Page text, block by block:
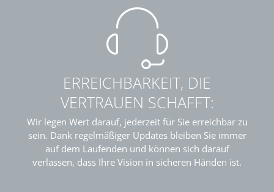
ERREICHBARKEIT, DIE
VERTRAUEN SCHAFFT:
Wir legen Wert darauf, jederzeit für Sie erreichbar zu
sein. Dank regelmäßiger Updates bleiben Sie immer
auf dem Laufenden und können sich darauf
verlassen, dass Ihre Vision in sicheren Händen ist.